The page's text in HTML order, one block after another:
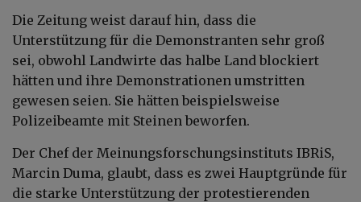
Die Zeitung weist darauf hin, dass die
Unterstützung für die Demonstranten sehr groß
sei, obwohl Landwirte das halbe Land blockiert
hätten und ihre Demonstrationen umstritten
gewesen seien. Sie hätten beispielsweise
Polizeibeamte mit Steinen beworfen.
Der Chef der Meinungsforschungsinstituts IBRiS,
Marcin Duma, glaubt, dass es zwei Hauptgründe für
die starke Unterstützung der protestierenden